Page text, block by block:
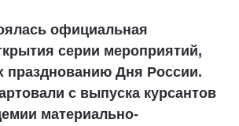
официальная
серии мероприятий,
празднованию Дня России.
с выпуска курсантов
материально-